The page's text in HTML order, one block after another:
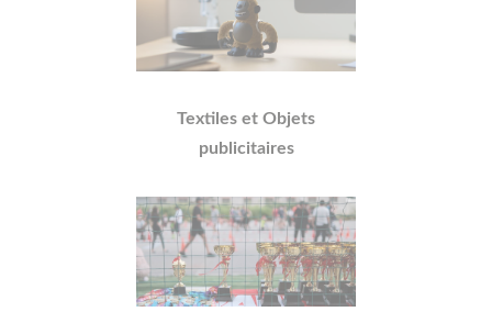
Textiles et Objets
publicitaires